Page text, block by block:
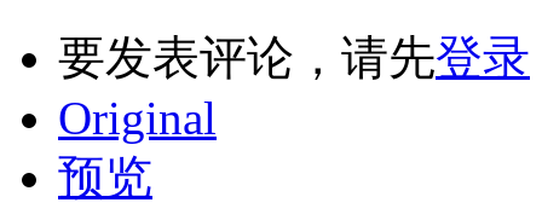
要发表评论，请先登录
Original
预览